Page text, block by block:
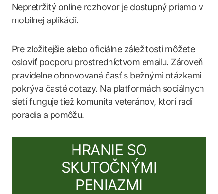
Nepretržitý online rozhovor je dostupný priamo v
mobilnej aplikácii.
Pre zložitejšie alebo oficiálne záležitosti môžete
osloviť podporu prostredníctvom emailu. Zároveň
pravidelne obnovovaná časť s bežnými otázkami
pokrýva časté dotazy. Na platformách sociálnych
sietí funguje tiež komunita veteránov, ktorí radi
poradia a pomôžu.
HRANIE SO
SKUTOČNÝMI
PENIAZMI